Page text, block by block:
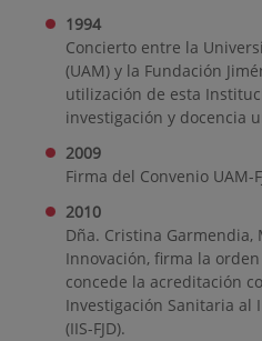
1994
Concierto entre la
(UAM) y la Fundación
utilización de esta
investigación y docencia
2009
Firma del Convenio UAM-
2010
Dña. Cristina Garmendia,
Innovación, firma la
concede la acreditación
Investigación Sanitaria al
(IIS-FJD).